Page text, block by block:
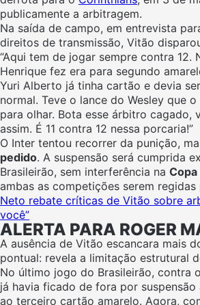
publicamente a arbitragem.
Na saída de campo, em entrevista
direitos de transmissão, Vitão
“Aqui tem de jogar sempre contra 12.
Henrique fez era para segundo
Yuri Alberto já tinha cartão e devia
normal. Teve o lance do Wesley que o
para olhar. Bota esse árbitro cagado,
assim. É 11 contra 12 nessa porcaria!”
O Inter tentou recorrer da punição,
pedido. A suspensão será cumprida
Brasileirão, sem interferência na
ambas as competições serem regidas
Neto rebate críticas de Vitão sobre
você”
ALERTA PARA ROGER
A ausência de Vitão escancara mais
pontual: revela a limitação estrutural
No último jogo do Brasileirão, contra
já havia ficado de fora por
ao terceiro cartão amarelo. Agora,